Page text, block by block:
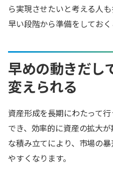
ら実現させたいと考える人
早い段階から準備をしておく
早めの動きだし
変えられる
資産形成を長期にわたって
でき、効率的に資産の拡大
な積み立てにより、市場の
やすくなります。